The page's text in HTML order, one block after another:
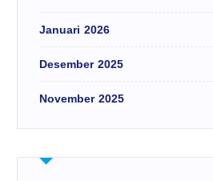
Januari 2026
Desember 2025
November 2025